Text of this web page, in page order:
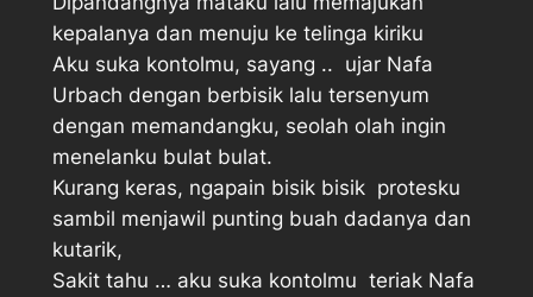
kepalanya dan menuju ke telinga kiriku
Aku suka kontolmu, sayang ..  ujar Nafa
Urbach dengan berbisik lalu tersenyum
dengan memandangku, seolah olah ingin
menelanku bulat bulat.
Kurang keras, ngapain bisik bisik  protesku
sambil menjawil punting buah dadanya dan
kutarik,
Sakit tahu … aku suka kontolmu  teriak Nafa